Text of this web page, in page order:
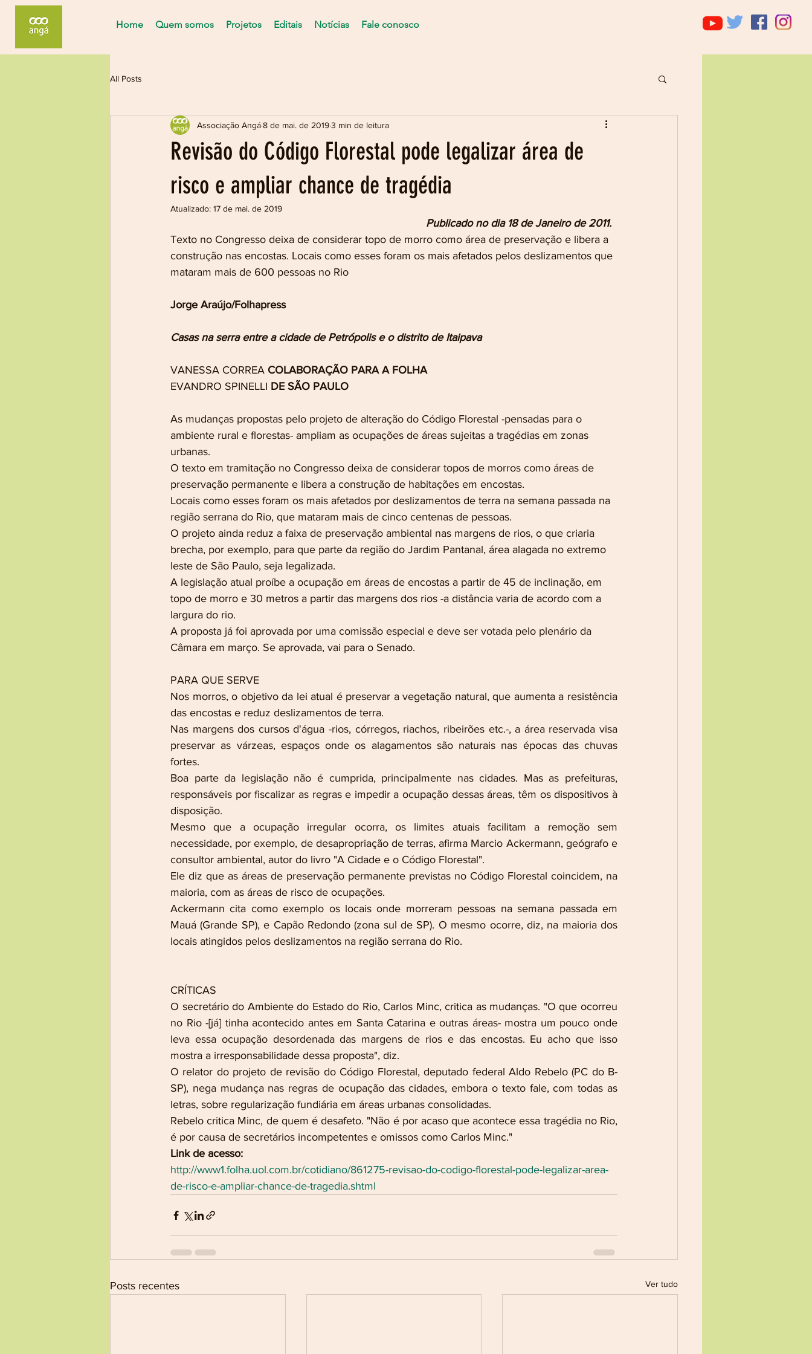
Home Quem somos Projetos Editais Notícias Fale conosco
All Posts
Revisão do Código Florestal pode legalizar área de
risco e ampliar chance de tragédia
Associação Angá8 de mai. de 20193 min de leitura
Atualizado: 17 de mai. de 2019
Publicado no dia 18 de Janeiro de 2011.
Texto no Congresso deixa de considerar topo de morro como área de preservação e libera a
construção nas encostas. Locais como esses foram os mais afetados pelos deslizamentos que
mataram mais de 600 pessoas no Rio
Jorge Araújo/Folhapress
Casas na serra entre a cidade de Petrópolis e o distrito de Itaipava
VANESSA CORREA COLABORAÇÃO PARA A FOLHA
EVANDRO SPINELLI DE SÃO PAULO
As mudanças propostas pelo projeto de alteração do Código Florestal -pensadas para o
ambiente rural e florestas- ampliam as ocupações de áreas sujeitas a tragédias em zonas
urbanas.
O texto em tramitação no Congresso deixa de considerar topos de morros como áreas de
preservação permanente e libera a construção de habitações em encostas.
Locais como esses foram os mais afetados por deslizamentos de terra na semana passada na
região serrana do Rio, que mataram mais de cinco centenas de pessoas.
O projeto ainda reduz a faixa de preservação ambiental nas margens de rios, o que criaria
brecha, por exemplo, para que parte da região do Jardim Pantanal, área alagada no extremo
leste de São Paulo, seja legalizada.
A legislação atual proíbe a ocupação em áreas de encostas a partir de 45 de inclinação, em
topo de morro e 30 metros a partir das margens dos rios -a distância varia de acordo com a
largura do rio.
A proposta já foi aprovada por uma comissão especial e deve ser votada pelo plenário da
Câmara em março. Se aprovada, vai para o Senado.
PARA QUE SERVE
Nos morros, o objetivo da lei atual é preservar a vegetação natural, que aumenta a resistência
das encostas e reduz deslizamentos de terra.
Nas margens dos cursos d'água -rios, córregos, riachos, ribeirões etc.-, a área reservada visa
preservar as várzeas, espaços onde os alagamentos são naturais nas épocas das chuvas
fortes.
Boa parte da legislação não é cumprida, principalmente nas cidades. Mas as prefeituras,
responsáveis por fiscalizar as regras e impedir a ocupação dessas áreas, têm os dispositivos à
disposição.
Mesmo que a ocupação irregular ocorra, os limites atuais facilitam a remoção sem
necessidade, por exemplo, de desapropriação de terras, afirma Marcio Ackermann, geógrafo e
consultor ambiental, autor do livro "A Cidade e o Código Florestal".
Ele diz que as áreas de preservação permanente previstas no Código Florestal coincidem, na
maioria, com as áreas de risco de ocupações.
Ackermann cita como exemplo os locais onde morreram pessoas na semana passada em
Mauá (Grande SP), e Capão Redondo (zona sul de SP). O mesmo ocorre, diz, na maioria dos
locais atingidos pelos deslizamentos na região serrana do Rio.
CRÍTICAS
O secretário do Ambiente do Estado do Rio, Carlos Minc, critica as mudanças. "O que ocorreu
no Rio -[já] tinha acontecido antes em Santa Catarina e outras áreas- mostra um pouco onde
leva essa ocupação desordenada das margens de rios e das encostas. Eu acho que isso
mostra a irresponsabilidade dessa proposta", diz.
O relator do projeto de revisão do Código Florestal, deputado federal Aldo Rebelo (PC do B-
SP), nega mudança nas regras de ocupação das cidades, embora o texto fale, com todas as
letras, sobre regularização fundiária em áreas urbanas consolidadas.
Rebelo critica Minc, de quem é desafeto. "Não é por acaso que acontece essa tragédia no Rio,
é por causa de secretários incompetentes e omissos como Carlos Minc."
Link de acesso:
http://www1.folha.uol.com.br/cotidiano/861275-revisao-do-codigo-florestal-pode-legalizar-area-
de-risco-e-ampliar-chance-de-tragedia.shtml
Posts recentes Ver tudo